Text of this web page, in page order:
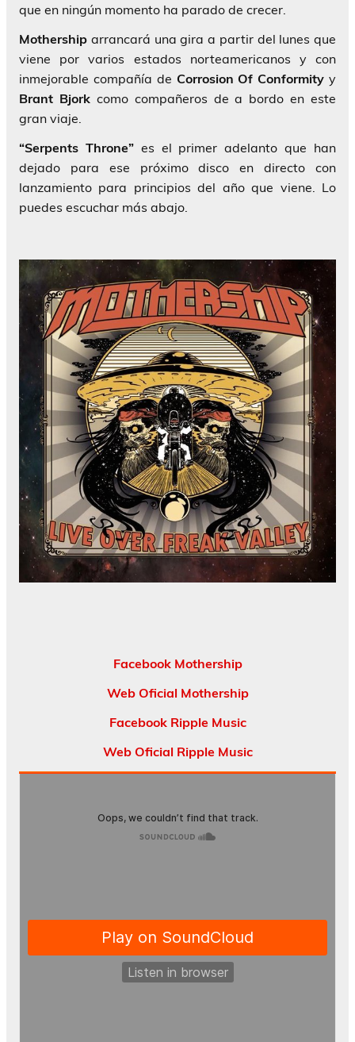
que en ningún momento ha parado de crecer.
Mothership arrancará una gira a partir del lunes que
viene por varios estados norteamericanos y con
inmejorable compañía de Corrosion Of Conformity y
Brant Bjorkcomo compañeros de a bordo en este
gran viaje.
“Serpents Throne”es el primer adelanto que han
dejado para ese próximo disco en directo con
lanzamiento para principios del año que viene. Lo
puedes escuchar más abajo.
Facebook Mothership
Web Oficial Mothership
Facebook Ripple Music
Web Oficial Ripple Music